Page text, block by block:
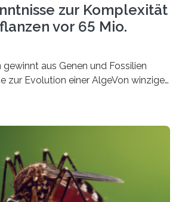
zur Komplexität
vor 65 Mio.
aus Genen und Fossilien
zur Evolution einer AlgeVon winzigen
zu den komplexesten
Hunderten von Millionen Jahren
Vorfahren sticht eine Gruppe heraus,
der Natur vorkommt: die
Einige Arten